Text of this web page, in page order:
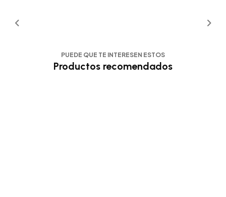
PUEDE QUE TE INTERESEN ESTOS
Productos recomendados